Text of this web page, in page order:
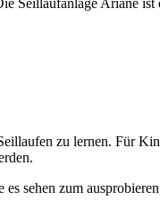
Seillaufanlage Ariane
zu lernen. Für
sehen zum